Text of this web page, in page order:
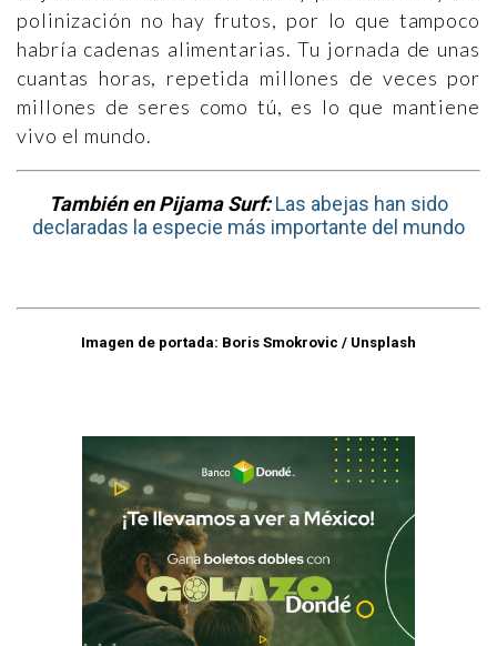
polinización no hay frutos, por lo que tampoco
habría cadenas alimentarias. Tu jornada de unas
cuantas horas, repetida millones de veces por
millones de seres como tú, es lo que mantiene
vivo el mundo.
También en Pijama Surf:Las abejas han sido
declaradas la especie más importante del mundo
Imagen de portada: Boris Smokrovic / Unsplash